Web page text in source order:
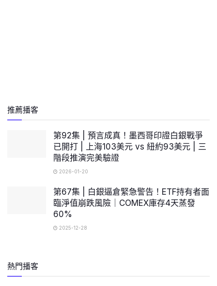
推薦播客
第92集 | 預言成真！墨西哥印證白銀戰爭
已開打 | 上海103美元 vs 紐約93美元 | 三
階段推演完美驗證
2026-01-20
第67集 | 白銀逼倉緊急警告！ETF持有者面
臨淨值崩跌風險｜COMEX庫存4天蒸發
60%
2025-12-28
熱門播客